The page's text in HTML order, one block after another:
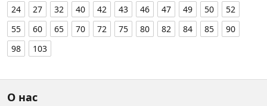
24 27 32 40 42 43 46 47 49 50
52
55
60 65 70 72 75 80 82 84 85
90
98
103
О нас